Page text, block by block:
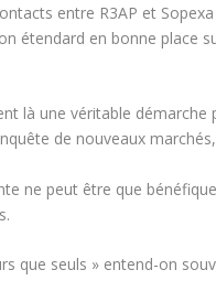
entre R3AP et
étendard en bonne place
là une véritable
de nouveaux
ne peut être que
que seuls » entend-on